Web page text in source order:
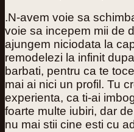
.N-avem voie sa
voie sa incepem mii de
ajungem niciodata la
remodelezi la infinit
barbati, pentru ca te
mai ai nici un profil. Tu
experienta, ca ti-ai
foarte multe iubiri, dar
nu mai stii cine esti cu